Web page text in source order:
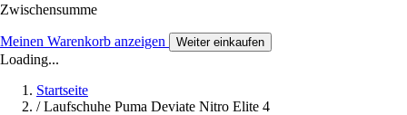
Zwischensumme
Meinen Warenkorb anzeigen Weiter einkaufen
Loading...
Startseite
/ Laufschuhe Puma Deviate Nitro Elite 4